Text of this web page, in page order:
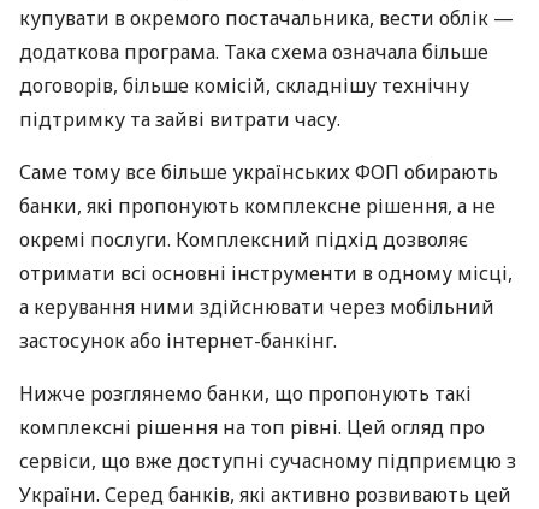
купувати в окремого постачальника, вести облік —
додаткова програма. Така схема означала більше
договорів, більше комісій, складнішу технічну
підтримку та зайві витрати часу.
Саме тому все більше українських ФОП обирають
банки, які пропонують комплексне рішення, а не
окремі послуги. Комплексний підхід дозволяє
отримати всі основні інструменти в одному місці,
а керування ними здійснювати через мобільний
застосунок або інтернет-банкінг.
Нижче розглянемо банки, що пропонують такі
комплексні рішення на топ рівні. Цей огляд про
сервіси, що вже доступні сучасному підприємцю з
України. Серед банків, які активно розвивають цей